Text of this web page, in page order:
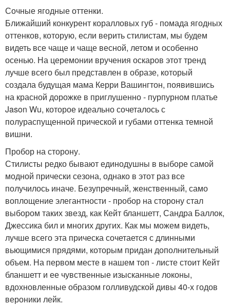
Сочные ягодные оттенки.
Ближайший конкурент коралловых губ - помада ягодных
оттенков, которую, если верить стилистам, мы будем
видеть все чаще и чаще весной, летом и особенно
осенью. На церемонии вручения оскаров этот тренд
лучше всего был представлен в образе, который
создала будущая мама Керри Вашингтон, появившись
на красной дорожке в приглушенно - пурпурном платье
Jason Wu, которое идеально сочеталось с
полураспущенной прической и губами оттенка темной
вишни.
Пробор на сторону.
Стилисты редко бывают единодушны в выборе самой
модной прически сезона, однако в этот раз все
получилось иначе. Безупречный, женственный, само
воплощение элегантности - пробор на сторону стал
выбором таких звезд, как Кейт бланшетт, Сандра Баллок,
Джессика бил и многих других. Как мы можем видеть,
лучше всего эта прическа сочетается с длинными
вьющимися прядями, которым придан дополнительный
объем. На первом месте в нашем топ - листе стоит Кейт
бланшетт и ее чувственные изысканные локоны,
вдохновленные образом голливудской дивы 40-х годов
вероники лейк.